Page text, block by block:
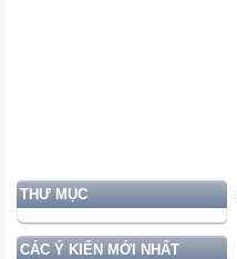
THƯ MỤC
CÁC Ý KIẾN MỚI NHẤT